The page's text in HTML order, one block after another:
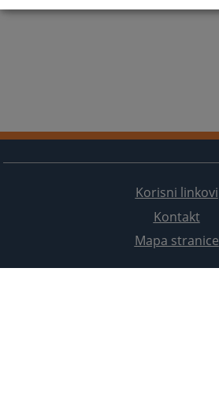
Korisni linkovi
Kontakt
Mapa stranice